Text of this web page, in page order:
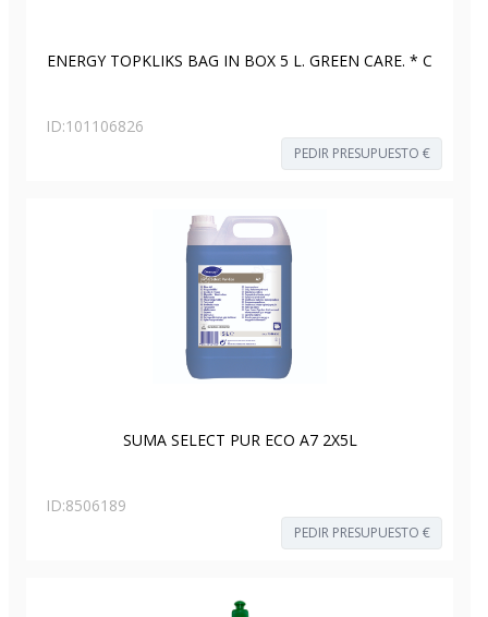
ENERGY TOPKLIKS BAG IN BOX 5 L. GREEN CARE. * C
ID:101106826
PEDIR PRESUPUESTO €
SUMA SELECT PUR ECO A7 2X5L
ID:8506189
PEDIR PRESUPUESTO €